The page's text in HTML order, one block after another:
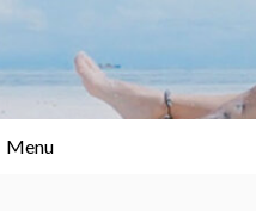
Menu